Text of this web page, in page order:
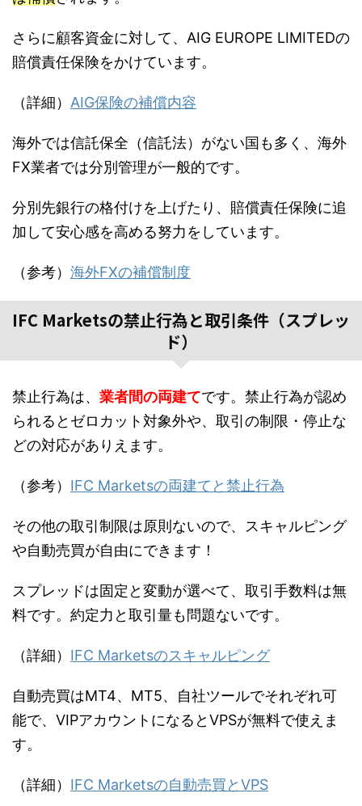
さらに顧客資金に対して、AIG EUROPE LIMITEDの
賠償責任保険をかけています。
（詳細） AIG保険の補償内容
海外では信託保全（信託法）がない国も多く、海外
FX業者では分別管理が一般的です。
分別先銀行の格付けを上げたり、賠償責任保険に追
加して安心感を高める努力をしています。
（参考） 海外FXの補償制度
IFC Marketsの禁止行為と取引条件（スプレッ
ド）
禁止行為は、 業者間の両建てです。禁止行為が認め
られるとゼロカット対象外や、取引の制限・停止な
どの対応がありえます。
（参考） IFC Marketsの両建てと禁止行為
その他の取引制限は原則ないので、スキャルピング
や自動売買が自由にできます！
スプレッドは固定と変動が選べて、取引手数料は無
料です。約定力と取引量も問題ないです。
（詳細） IFC Marketsのスキャルピング
自動売買はMT4、MT5、自社ツールでそれぞれ可
能で、VIPアカウントになるとVPSが無料で使えま
す。
（詳細） IFC Marketsの自動売買とVPS